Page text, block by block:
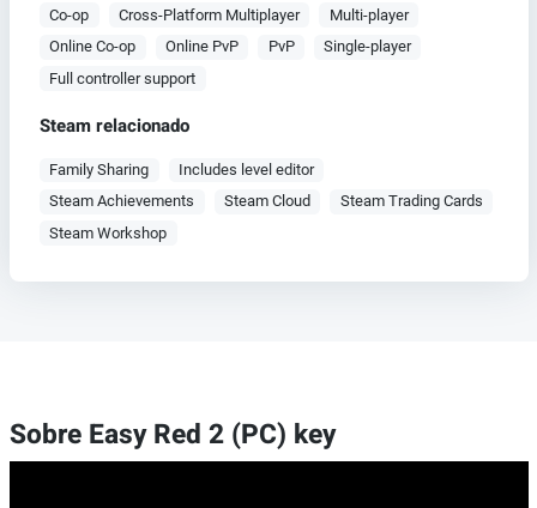
Co-op Cross-Platform Multiplayer
Multi-player
Online Co-op
Online PvP PvP
Single-player
Full controller support
Steam relacionado
Family Sharing
Includes level editor
Steam Achievements
Steam Cloud
Steam Trading Cards
Steam Workshop
Sobre Easy Red 2 (PC) key